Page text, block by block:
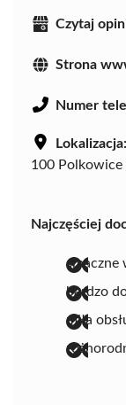
Czytaj
Strona
Numer
Lokalizacja:
100 Polkowice
Najczęściej
smaczne
bardzo
miła